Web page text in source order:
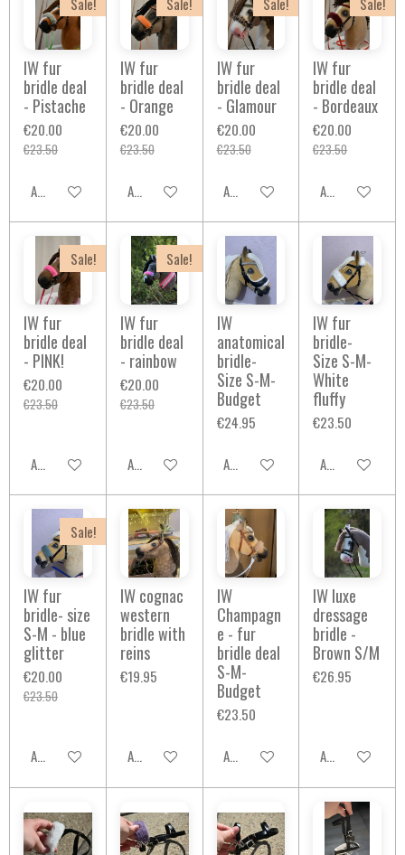
IW fur
bridle deal
- Pistache
€20.00
€23.50
Add to cart
IW fur
bridle deal
- Orange
€20.00
€23.50
Add to cart
IW fur
bridle deal
- Glamour
€20.00
€23.50
Add to cart
IW fur
bridle deal
- Bordeaux
€20.00
€23.50
Add to cart
Sale!
IW fur
bridle deal
- PINK!
€20.00
€23.50
Add to cart
Sale!
IW fur
bridle deal
- rainbow
€20.00
€23.50
Add to cart
IW
anatomical
bridle-
Size S-M-
Budget
€24.95
Add to cart
IW fur
bridle-
Size S-M-
White
fluffy
€23.50
Add to cart
Sale!
IW fur
bridle- size
S-M - blue
glitter
€20.00
€23.50
Add to cart
IW cognac
western
bridle with
reins
€19.95
Add to cart
IW
Champagn
e - fur
bridle deal
S-M-
Budget
€23.50
Add to cart
IW luxe
dressage
bridle -
Brown S/M
€26.95
Add to cart